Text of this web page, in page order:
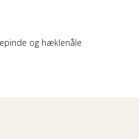
og hæklenåle